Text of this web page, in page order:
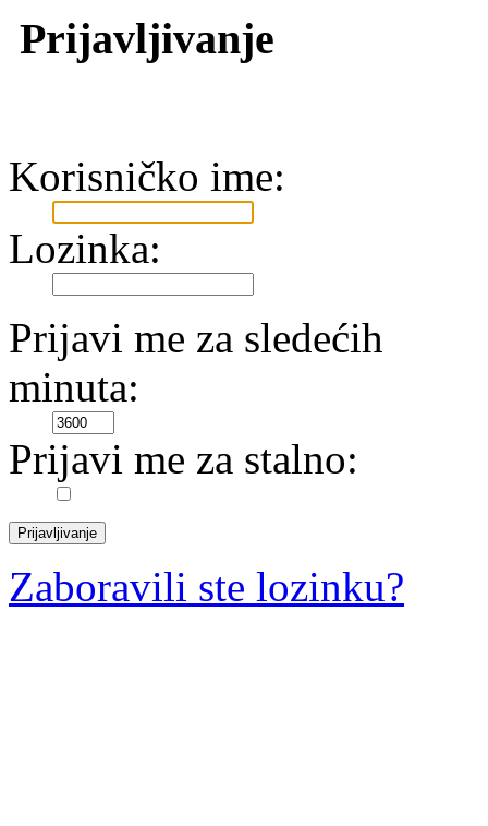
Prijavljivanje
Korisničko ime:
Lozinka:
Prijavi me za sledećih
minuta:
Prijavi me za stalno:
Zaboravili ste lozinku?